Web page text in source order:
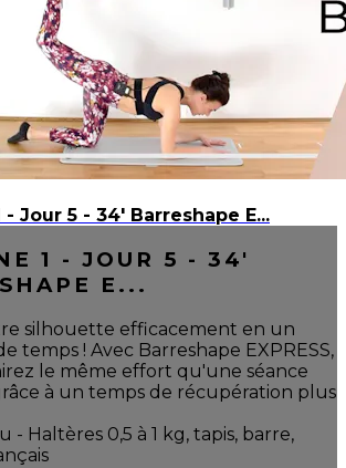
- Jour 5 - 34' Barreshape E...
1 - JOUR 5 - 34'
E...
silhouette efficacement en un
temps ! Avec Barreshape EXPRESS,
le même effort qu'une séance
à un temps de récupération plus
- Haltères 0,5 à 1 kg, tapis, barre,